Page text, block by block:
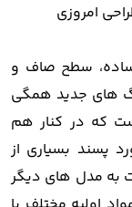
امروزی
سطح صاف و
های جدید همگی
که در کنار هم
پسند بسیاری از
به مدل های دیگر